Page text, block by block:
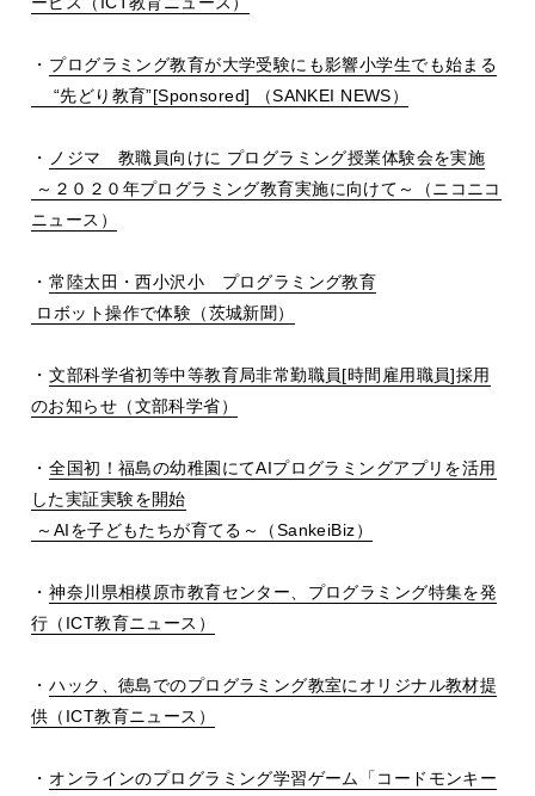
・ プログラミング教育が大学受験にも影響小学生でも始まる
“先どり教育”[Sponsored] （SANKEI NEWS）
・
ノジマ 教職員向けに プログラミング授業体験会を実施
～２０２０年プログラミング教育実施に向けて～（ニコニコ
ニュース）
・常陸太田・西小沢小 プログラミング教育
ロボット操作で体験（茨城新聞）
・文部科学省初等中等教育局非常勤職員[時間雇用職員]採用
のお知らせ（文部科学省）
・全国初！福島の幼稚園にてAIプログラミングアプリを活用
した実証実験を開始
～AIを子どもたちが育てる～（SankeiBiz）
・神奈川県相模原市教育センター、プログラミング特集を発
行（ICT教育ニュース）
・ハック、徳島でのプログラミング教室にオリジナル教材提
供（ICT教育ニュース）
・ オンラインのプログラミング学習ゲーム「コードモンキー